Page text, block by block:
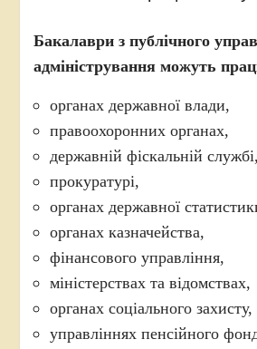
Бакалаври з публічного
адміністрування можуть
органах державної влади,
правоохоронних органах,
державній фіскальній службі,
прокуратурі,
органах державної
органах казначейства,
фінансового управління,
міністерствах та відомствах,
органах соціального захисту,
управліннях пенсійного